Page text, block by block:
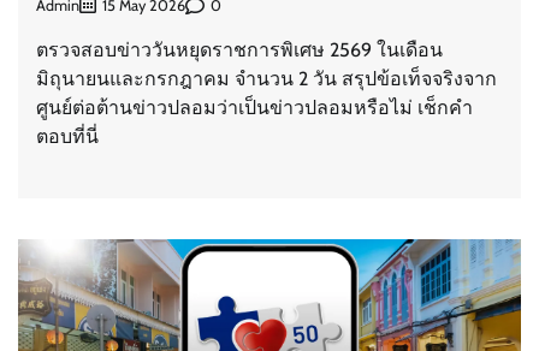
Admin 15 May 2026 0
ตรวจสอบข่าววันหยุดราชการพิเศษ 2569 ในเดือน
มิถุนายนและกรกฎาคม จำนวน 2 วัน สรุปข้อเท็จจริงจาก
ศูนย์ต่อต้านข่าวปลอมว่าเป็นข่าวปลอมหรือไม่ เช็กคำ
ตอบที่นี่